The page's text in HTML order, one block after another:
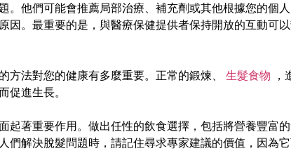
他們可能會推薦局部治療、補充劑或其他根據您的個
。最重要的是，與醫療保健提供者保持開放的互動可
方法對您的健康有多麼重要。正常的鍛煉、 生髮食物 ，
促進生長。
著重要作用。做出任性的飲食選擇，包括將營養豐富
解決脫髮問題時，請記住尋求專家建議的價值，因為